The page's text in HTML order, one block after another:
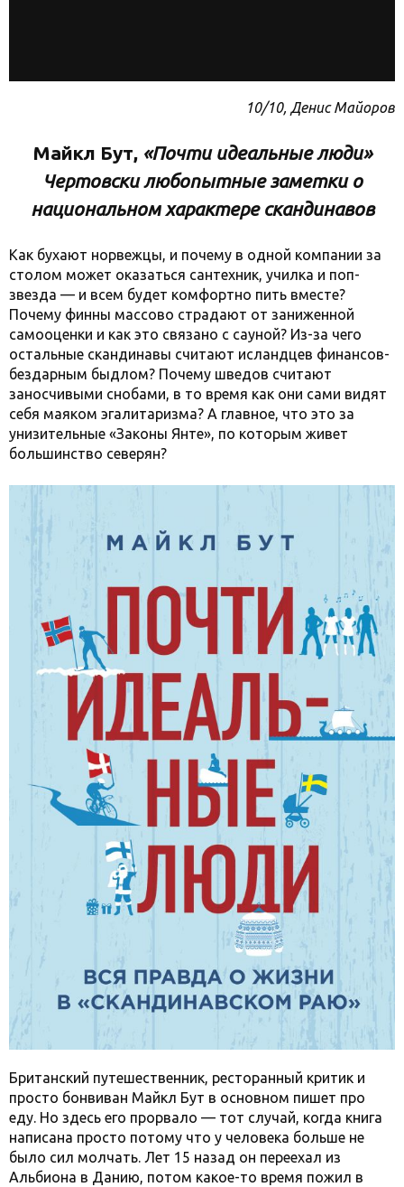
10/10, Денис Майоров
Майкл Бут, «Почти идеальные люди»
Чертовски любопытные заметки о
национальном характере скандинавов
Как бухают норвежцы, и почему в одной компании за
столом может оказаться сантехник, училка и поп-
звезда — и всем будет комфортно пить вместе?
Почему финны массово страдают от заниженной
самооценки и как это связано с сауной? Из-за чего
остальные скандинавы считают исландцев финансов-
бездарным быдлом? Почему шведов считают
заносчивыми снобами, в то время как они сами видят
себя маяком эгалитаризма? А главное, что это за
унизительные «Законы Янте», по которым живет
большинство северян?
Британский путешественник, ресторанный критик и
просто бонвиван Майкл Бут в основном пишет про
еду. Но здесь его прорвало — тот случай, когда книга
написана просто потому что у человека больше не
было сил молчать. Лет 15 назад он переехал из
Альбиона в Данию, потом какое-то время пожил в